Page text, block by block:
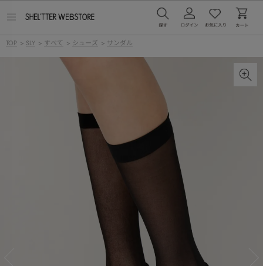
ー
TOP > SLY > すべて > シューズ > サンダル